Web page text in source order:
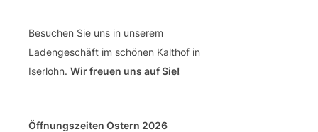
Besuchen Sie uns in unserem
Ladengeschäft im schönen Kalthof in
Iserlohn. Wir freuen uns auf Sie!
Öffnungszeiten Ostern 2026